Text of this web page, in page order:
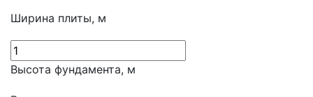
Ширина плиты, м
Высота фундамента, м